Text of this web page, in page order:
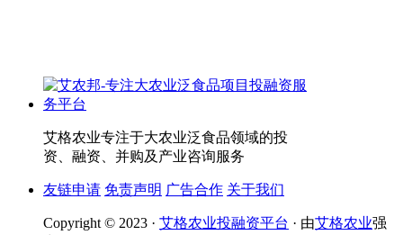
艾格农业专注于大农业泛食品领域的投
资、融资、并购及产业咨询服务
友链申请 免责声明 广告合作 关于我们
Copyright © 2023 · 艾格农业投融资平台 · 由艾格农业强